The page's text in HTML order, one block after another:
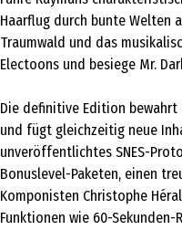
Haarflug durch bunte Welten
Traumwald und das
Electoons und besiege Mr.
Die definitive Edition bewahrt
und fügt gleichzeitig neue
unveröffentlichtes SNES-
Bonuslevel-Paketen, einen
Komponisten Christophe
Funktionen wie 60-